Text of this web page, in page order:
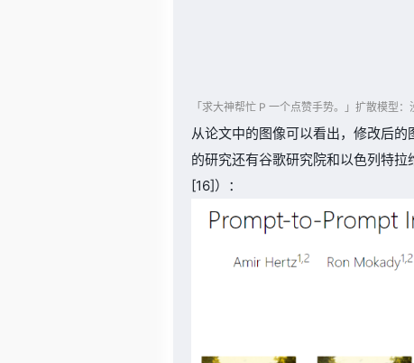
「求大神帮忙 P 一个点赞手势。」扩散模型：
从论文中的图像可以看出，修改后
的研究还有谷歌研究院和以色列特
[16]）：